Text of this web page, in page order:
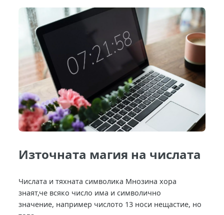
Източната магия на числата
Числата и тяхната символика Мнозина хора
знаят,че всяко число има и символично
значение, например числото 13 носи нещастие, но